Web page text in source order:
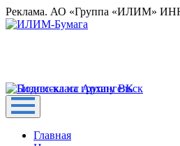
Реклама. АО «Группа «ИЛИМ»
Главная